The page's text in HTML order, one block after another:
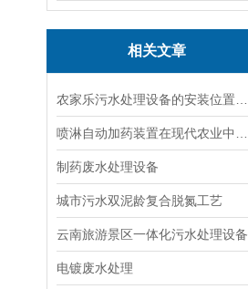
相关文章
制药废水处理设备
城市污水双泥龄复合脱氮工艺
云南旅游景区一体化污水处理设备
电镀废水处理